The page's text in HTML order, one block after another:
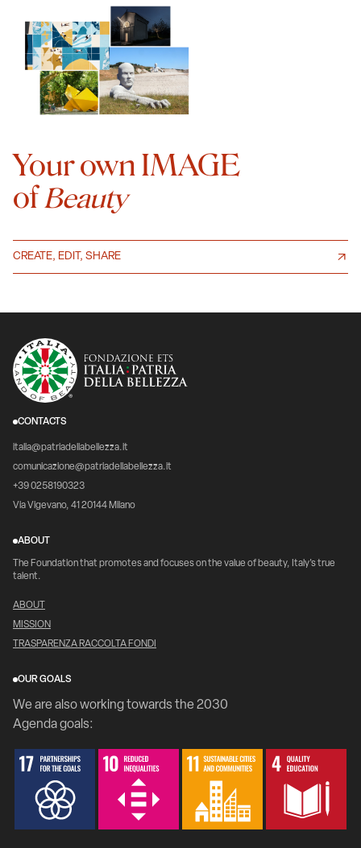
Your own IMAGE
ofBeauty
CREATE, EDIT, SHARE
CONTACTS
italia@patriadellabellezza.it
comunicazione@patriadellabellezza.it
+39 0258190323
Via Vigevano, 41 20144 Milano
ABOUT
The Foundation that promotes and focuses on the value of beauty, Italy's true
talent.
ABOUT
MISSION
TRASPARENZA RACCOLTA FONDI
OUR GOALS
We are also working towards the 2030
Agenda goals: